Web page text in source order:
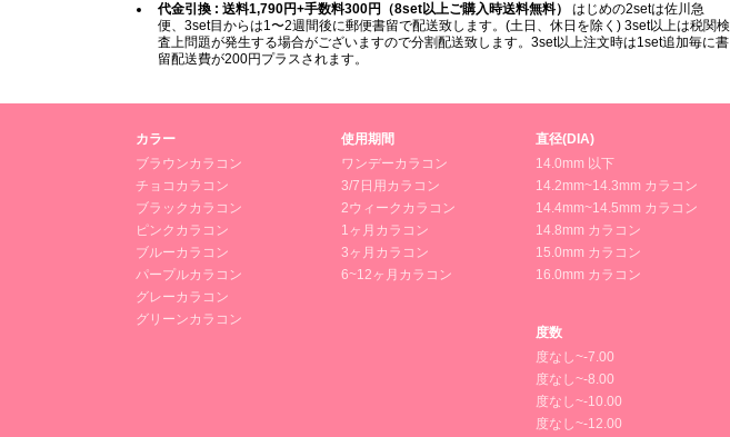
代金引換 : 送料1,790円+手数料300円（8set以上ご購入時送料無料）
はじめの2setは佐川急
便、3set目からは1〜2週間後に郵便書留で配送致します。(土日、休日を除く) 3set以上は税関検
査上問題が発生する場合がございますので分割配送致します。3set以上注文時は1set追加毎に書
留配送費が200円プラスされます。
カラー
ブラウンカラコン
チョコカラコン
ブラックカラコン
ピンクカラコン
ブルーカラコン
パープルカラコン
グレーカラコン
グリーンカラコン
使用期間
ワンデーカラコン
3/7日用カラコン
2ウィークカラコン
1ヶ月カラコン
3ヶ月カラコン
6~12ヶ月カラコン
直径(DIA)
14.0mm 以下
14.2mm~14.3mm カラコン
14.4mm~14.5mm カラコン
14.8mm カラコン
15.0mm カラコン
16.0mm カラコン
度数
度なし~-7.00
度なし~-8.00
度なし~-10.00
度なし~-12.00